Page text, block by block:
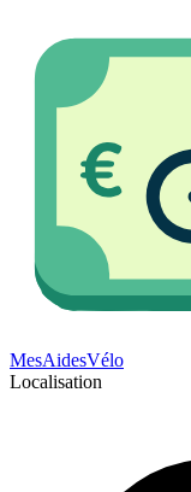
MesAidesVélo
Localisation